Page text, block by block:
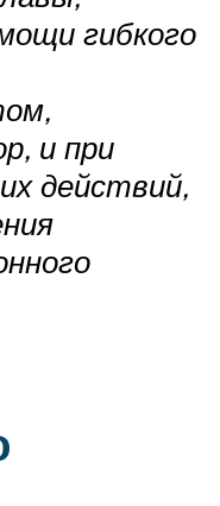
гибкого
и при
действий,